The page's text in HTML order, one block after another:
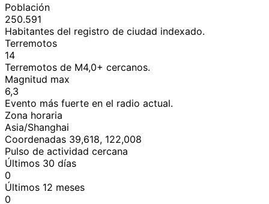
Población
250.591
Habitantes del registro de ciudad indexado.
Terremotos
14
Terremotos de M4,0+ cercanos.
Magnitud max
6,3
Evento más fuerte en el radio actual.
Zona horaria
Asia/Shanghai
Coordenadas 39,618, 122,008
Pulso de actividad cercana
Últimos 30 días
0
Últimos 12 meses
0